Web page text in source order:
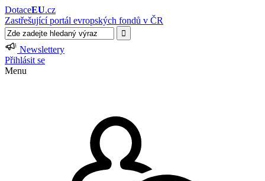
DotaceEU.cz
Zastřešující portál evropských fondů v ČR
Newslettery
Přihlásit se
Menu